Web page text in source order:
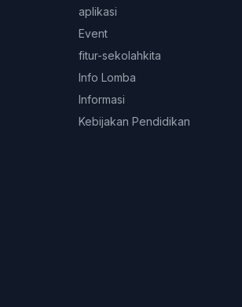
aplikasi
Event
fitur-sekolahkita
Info Lomba
Informasi
Kebijakan Pendidikan